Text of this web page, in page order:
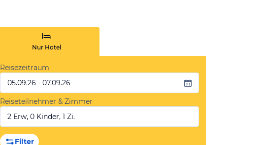
Nur Hotel
Reisezeitraum
05.09.26 - 07.09.26
Reiseteilnehmer & Zimmer
2 Erw, 0 Kinder, 1 Zi.
Filter